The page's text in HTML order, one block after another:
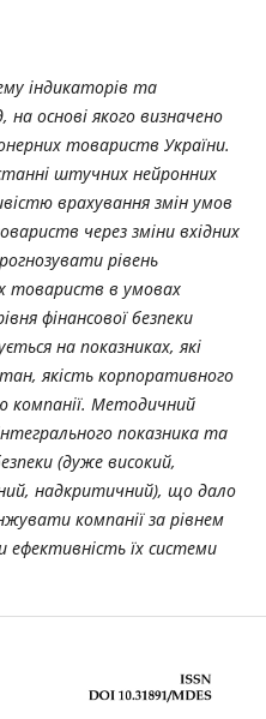
індикаторів та
основі якого визначено
товариств України.
штучних нейронних
врахування змін умов
через зміни вхідних
рівень
товариств в умовах
фінансової безпеки
на показниках, які
якість корпоративного
компанії. Методичний
показника та
(дуже високий,
надкритичний), що дало
компанії за рівнем
ефективність їх системи